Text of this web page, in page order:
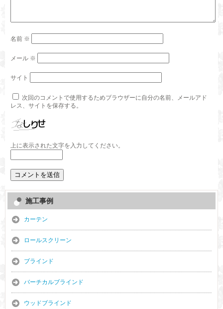
名前 ※
メール ※
サイト
次回のコメントで使用するためブラウザーに自分の名前、メールアド
レス、サイトを保存する。
上に表示された文字を入力してください。
施工事例
カーテン
ロールスクリーン
ブラインド
バーチカルブラインド
ウッドブラインド